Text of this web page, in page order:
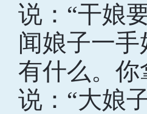
说：“干娘
闻娘子一
有什么。你
说：“大娘